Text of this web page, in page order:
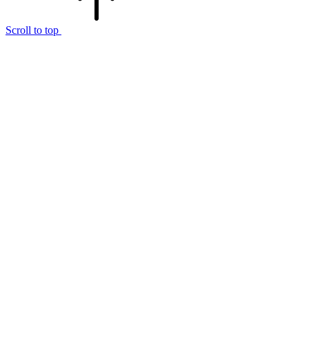
Scroll to top